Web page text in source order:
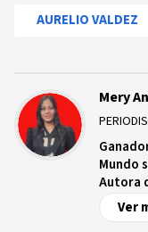
AURELIO VALDEZ
Mery
Mundo
Autora
Ver